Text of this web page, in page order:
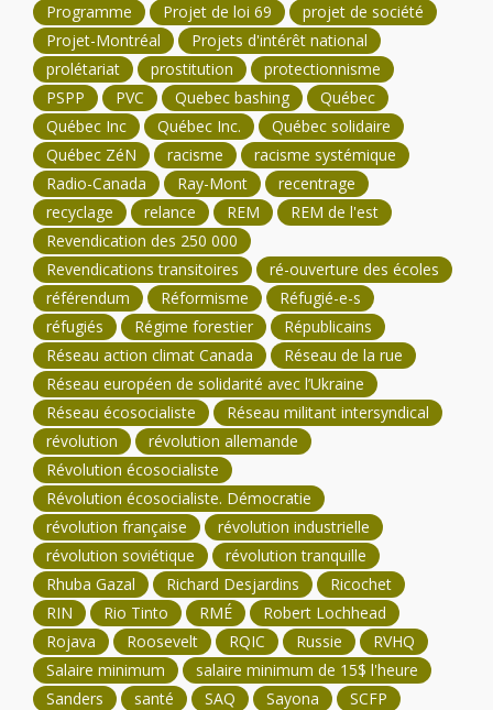
Programme
Projet de loi 69
projet de société
Projet-Montréal
Projets d'intérêt national
prolétariat
prostitution
protectionnisme
PSPP
PVC Quebec bashing
Québec
Québec Inc
Québec Inc.
Québec solidaire
Québec ZéN
racisme
racisme systémique
Radio-Canada
Ray-Mont
recentrage
recyclage
relance REM
REM de l'est
Revendication des 250 000
Revendications transitoires
ré-ouverture des écoles
référendum
Réformisme
Réfugié-e-s
réfugiés
Régime forestier
Républicains
Réseau action climat Canada
Réseau de la rue
Réseau européen de solidarité avec l’Ukraine
Réseau écosocialiste
Réseau militant intersyndical
révolution
révolution allemande
Révolution écosocialiste
Révolution écosocialiste. Démocratie
révolution française
révolution industrielle
révolution soviétique
révolution tranquille
Rhuba Gazal
Richard Desjardins
Ricochet
RIN
Rio Tinto RMÉ
Robert Lochhead
Rojava
Roosevelt RQIC Russie
RVHQ
Salaire minimum
salaire minimum de 15$ l'heure
Sanders
santé SAQ Sayona
SCFP